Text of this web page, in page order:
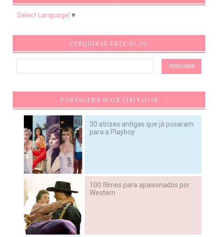
Select Language ▼
PESQUISAR ESTE BLOG
POSTAGENS MAIS VISITADAS
30 atrizes antigas que já posaram
para a Playboy
100 filmes para apaixonados por
Western